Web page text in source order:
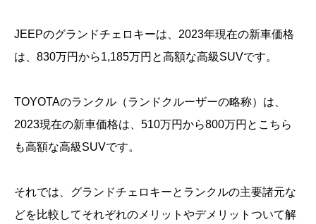
JEEPのグランドチェロキーは、2023年現在の新車価格
は、830万円から1,185万円と高額な高級SUVです。
TOYOTAのランクル（ランドクルーザーの略称）は、
2023現在の新車価格は、510万円から800万円とこちら
も高額な高級SUVです。
それでは、グランドチェロキーとランクルの主要諸元な
どを比較してそれぞれのメリットやデメリットついて解